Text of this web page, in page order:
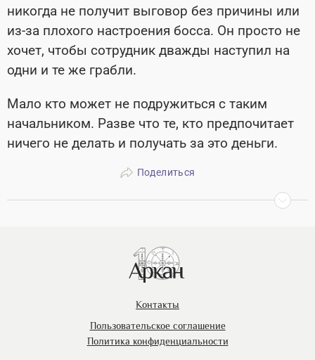
никогда не получит выговор без причины или
из-за плохого настроения босса. Он просто не
хочет, чтобы сотрудник дважды наступил на
одни и те же грабли.
Мало кто может не подружиться с таким
начальником. Разве что те, кто предпочитает
ничего не делать и получать за это деньги.
Поделиться
Контакты
Пользовательское соглашение
Политика конфиденциальности